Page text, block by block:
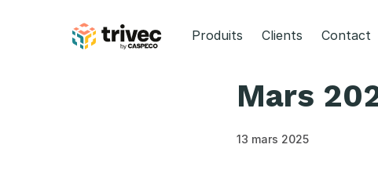
Produits Clients Contact
Mars
13 mars 2025